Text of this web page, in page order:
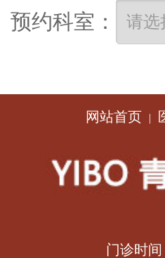
预约科室：
网站首页 |
门诊时